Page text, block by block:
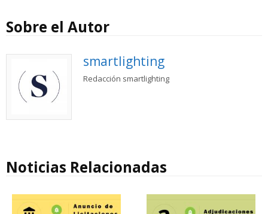
Sobre el Autor
smartlighting
Redacción smartlighting
Noticias Relacionadas